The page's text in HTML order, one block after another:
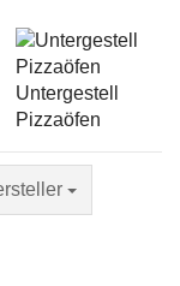
Untergestell
Pizzaöfen